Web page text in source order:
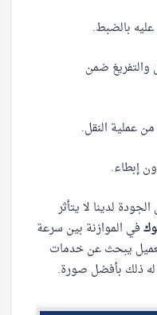
بالضبط.
والتفريغ ضمن
عملية النقل.
إبطاء.
لدينا لا يتأثر
في الموازنة بين سرعة
يبحث عن خدمات
له ذلك بأفضل صورة.